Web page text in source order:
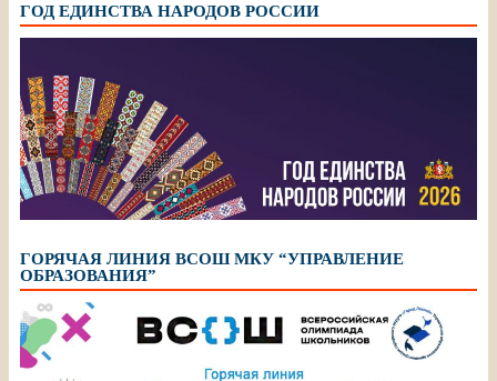
ГОД ЕДИНСТВА НАРОДОВ РОССИИ
ГОРЯЧАЯ ЛИНИЯ ВСОШ МКУ “УПРАВЛЕНИЕ
ОБРАЗОВАНИЯ”